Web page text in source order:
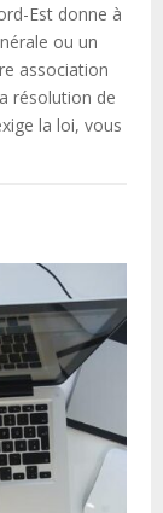
Est donne à
ou un
association
résolution de
la loi, vous